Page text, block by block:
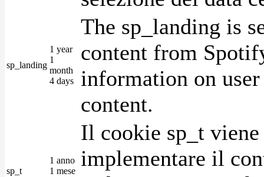
sp_landing
1 year
1
month
4 days
The sp_landing is
content from
information on
content.
sp_t
1 anno
1 mese
Il cookie sp_t
implementare il